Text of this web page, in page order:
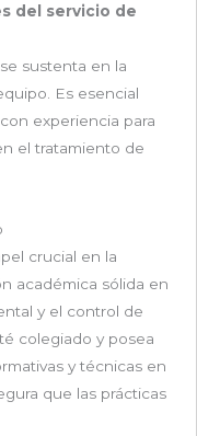
del servicio de
sustenta en la
Es esencial
experiencia para
el tratamiento de
crucial en la
académica sólida en
y el control de
colegiado y posea
y técnicas en
que las prácticas